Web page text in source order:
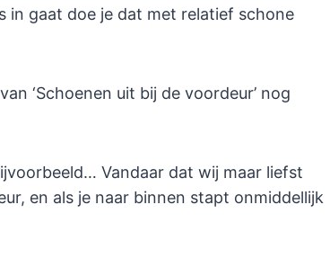
in gaat doe je dat met relatief schone
‘Schoenen uit bij de voordeur’ nog
Vandaar dat wij maar liefst
en als je naar binnen stapt onmiddellijk